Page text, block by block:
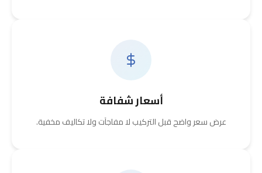
أسعار شفافة
عرض سعر واضح قبل التركيب لا مفاجآت ولا تكاليف مخفية.